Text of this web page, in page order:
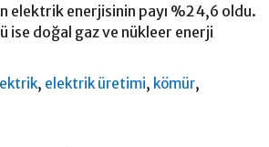
elektrik enerjisinin payı %24,6 oldu.
ise doğal gaz ve nükleer enerji
, elektrik üretimi, kömür,